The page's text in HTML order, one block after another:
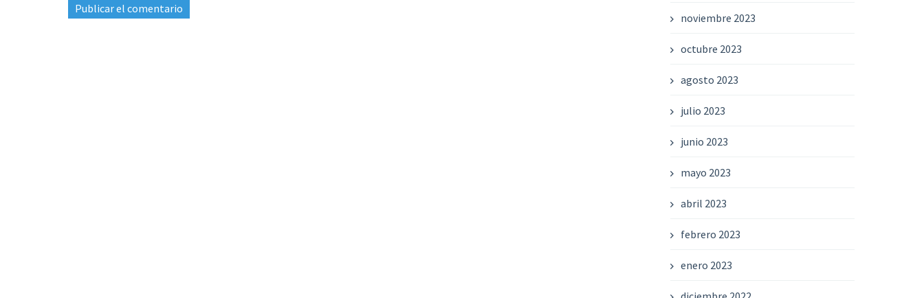
noviembre 2023
octubre 2023
agosto 2023
julio 2023
junio 2023
mayo 2023
abril 2023
febrero 2023
enero 2023